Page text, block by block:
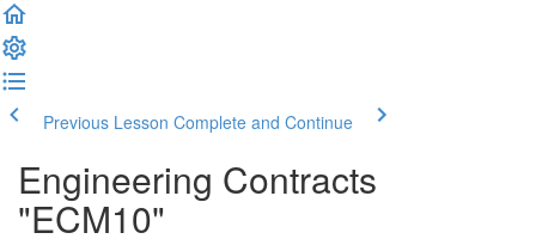
Previous Lesson Complete and Continue
Engineering Contracts
"ECM10"